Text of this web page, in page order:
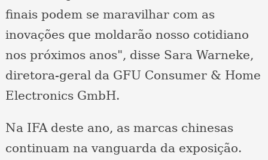
finais podem se maravilhar com as
inovações que moldarão nosso cotidiano
nos próximos anos", disse Sara Warneke,
diretora-geral da GFU Consumer & Home
Electronics GmbH.
Na IFA deste ano, as marcas chinesas
continuam na vanguarda da exposição.